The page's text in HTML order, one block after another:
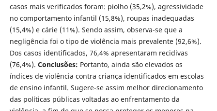
casos mais verificados foram: piolho (35,2%), agressividade
no comportamento infantil (15,8%), roupas inadequadas
(15,4%) e cárie (11%). Sendo assim, observa-se que a
negligência foi o tipo de violência mais prevalente (92,6%).
Dos casos identificados, 76,4% apresentaram recidivas
(76,4%). Conclusões: Portanto, ainda são elevados os
índices de violência contra criança identificados em escolas
de ensino infantil. Sugere-se assim melhor direcionamento
das políticas públicas voltadas ao enfrentamento da